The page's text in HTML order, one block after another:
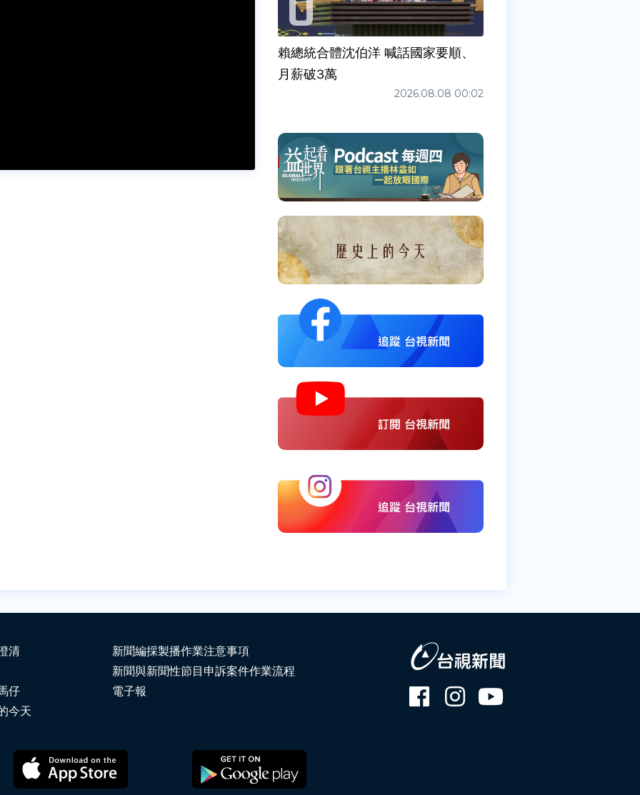
賴總統合體沈伯洋 喊話國家要順、
月薪破3萬
2026.08.08 00:02
清
仔
今天
新聞編採製播作業注意事項
新聞與新聞性節目申訴案件作業流程
電子報